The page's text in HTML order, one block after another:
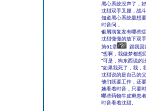
黑心系统没声了，
沈甜双手叉腰，战
知道黑心系统最想
时音问，
银屑病复发有哪些
沈甜慢慢的放下双
第61章
跟我回
“想啊，我做梦都
“可是，狗东西说的
“如果我死了，我，
沈甜说的是自己的
他们既要工作，还
她看着时音，只要
哪些药物牛皮癣患
时音看着沈甜。